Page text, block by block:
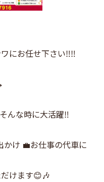
にお任せ下さい‼️‼️
んな時に大活躍‼️
け 💼お仕事の代車に
けます😊🎶